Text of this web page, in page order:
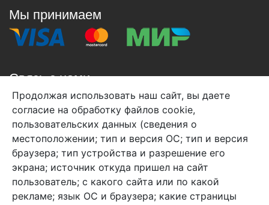
Мы принимаем
Связь с нами
+7 (495) 933-38-08
info@arben-textile.ru- оптовые продажи
Арбен текстиль г. Щелково, пер.
Продолжая использовать наш сайт, вы даете
согласие на обработку файлов cookie,
пользовательских данных (сведения о
местоположении; тип и версия ОС; тип и версия
браузера; тип устройства и разрешение его
экрана; источник откуда пришел на сайт
пользователь; с какого сайта или по какой
рекламе; язык ОС и браузера; какие страницы